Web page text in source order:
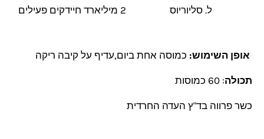
ל. סליוריוס 2 מיליארד חיידקים פעילים
אופן השימוש: כמוסה אחת ביום,עדיף על קיבה ריקה
תכולה: 60 כמוסות
כשר פרווה בד"ץ העדה החרדית